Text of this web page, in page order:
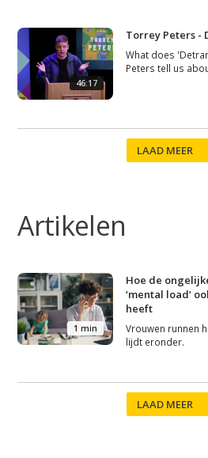
Studium
Contact
46:17
Torrey Peters -
What does
Peters tell us
LAAD MEER
Artikelen
1 min
Hoe de
‘mental load’
heeft
Vrouwen runnen
lijdt eronder.
LAAD MEER